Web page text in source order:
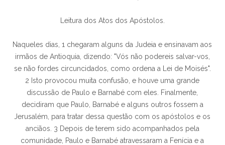
Leitura dos Atos dos Apóstolos.
Naqueles dias, 1 chegaram alguns da Judeia e ensinavam aos
irmãos de Antioquia, dizendo: "Vós não podereis salvar-vos,
se não fordes circuncidados, como ordena a Lei de Moisés".
2 Isto provocou muita confusão, e houve uma grande
discussão de Paulo e Barnabé com eles. Finalmente,
decidiram que Paulo, Barnabé e alguns outros fossem a
Jerusalém, para tratar dessa questão com os apóstolos e os
anciãos. 3 Depois de terem sido acompanhados pela
comunidade, Paulo e Barnabé atravessaram a Fenícia e a